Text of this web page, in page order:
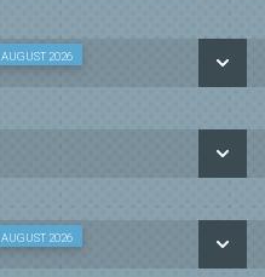
DAGE
AUGUST 2026
DAGE
AUGUST 2026